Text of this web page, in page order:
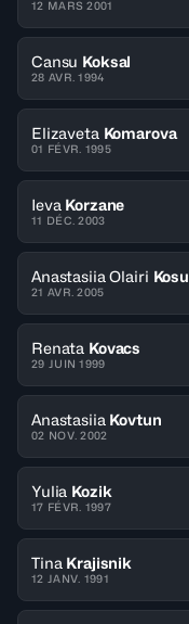
12 MARS 2001
Cansu Koksal
28 AVR. 1994
Elizaveta Komarova
01 FÉVR. 1995
Ieva Korzane
11 DÉC. 2003
Anastasiia Olairi Kosu
21 AVR. 2005
Renata Kovacs
29 JUIN 1999
Anastasiia Kovtun
02 NOV. 2002
Yulia Kozik
17 FÉVR. 1997
Tina Krajisnik
12 JANV. 1991